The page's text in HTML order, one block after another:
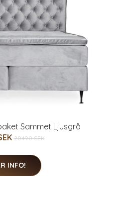
Sammet Ljusgrå
20490 SEK
INFO!